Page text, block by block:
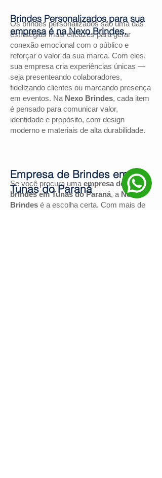
Os brindes personalizados são uma das
estratégias mais eficazes para gerar
conexão emocional com o público e
reforçar o valor da sua marca. Com eles,
sua empresa cria experiências únicas —
seja presenteando colaboradores,
fidelizando clientes ou marcando presença
em eventos. Na Nexo Brindes, cada item
é pensado para comunicar valor,
identidade e propósito, com design
moderno e materiais de alta durabilidade.
Se você procura uma empresa de
brindes em Tunas do Paraná, a Nexo
Brindes é a escolha certa. Com mais de
Brindes Personalizados para sua
empresa é na Nexo Brindes.
Empresa de Brindes em
Tunas do Paraná